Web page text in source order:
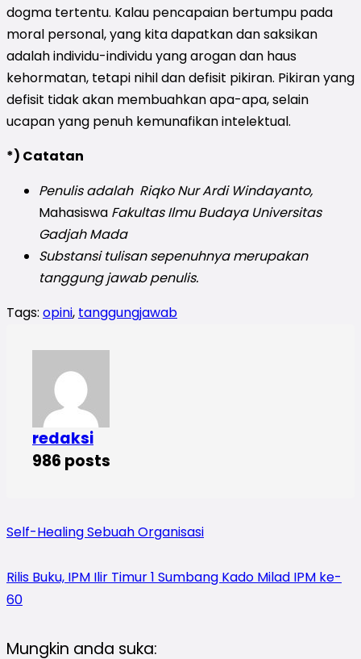
dogma tertentu. Kalau pencapaian bertumpu pada
moral personal, yang kita dapatkan dan saksikan
adalah individu-individu yang arogan dan haus
kehormatan, tetapi nihil dan defisit pikiran. Pikiran yang
defisit tidak akan membuahkan apa-apa, selain
ucapan yang penuh kemunafikan intelektual.
*) Catatan
Penulis adalah Riqko Nur Ardi Windayanto,
Mahasiswa Fakultas Ilmu Budaya Universitas
Gadjah Mada
Substansi tulisan sepenuhnya merupakan
tanggung jawab penulis.
Tags: opini, tanggungjawab
redaksi
986 posts
Self-Healing Sebuah Organisasi
Rilis Buku, IPM Ilir Timur 1 Sumbang Kado Milad IPM ke-
60
Mungkin anda suka: